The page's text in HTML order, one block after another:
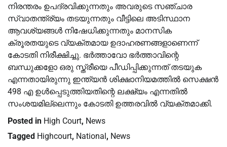
നിരന്തരം ഉപദ്രവിക്കുന്നതും അവരുടെ സഞ്ചാര
സ്വാതന്ത്ര്യം തടയുന്നതും വീട്ടിലെ അടിസ്ഥാന
ആവശ്യങ്ങൾ നിഷേധിക്കുന്നതും മാനസിക
ക്രൂരതയുടെ വ്യക്തമായ ഉദാഹരണങ്ങളാണെന്ന്
കോടതി നിരീക്ഷിച്ചു. ഭർത്താവോ ഭർത്താവിന്റെ
ബന്ധുക്കളോ ഒരു സ്ത്രീയെ പീഡിപ്പിക്കുന്നത് തടയുക
എന്നതായിരുന്നു ഇന്ത്യൻ ശിക്ഷാനിയമത്തിൽ സെക്ഷൻ
498 എ ഉൾപ്പെടുത്തിയതിന്റെ ലക്ഷ്യം എന്നതിൽ
സംശയമില്ലെന്നും കോടതി ഉത്തരവിൽ വ്യക്തമാക്കി.
Posted in High Court, News
Tagged Highcourt, National , News